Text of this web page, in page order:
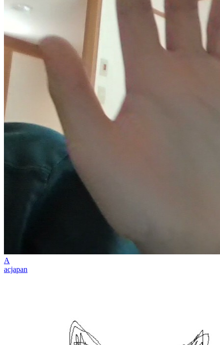
A
acjapan